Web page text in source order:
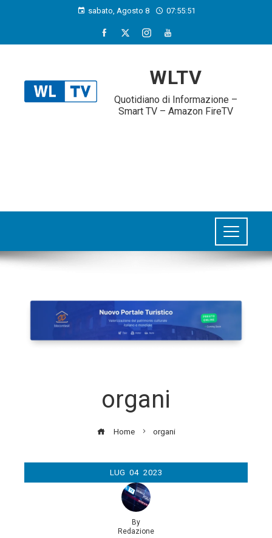
sabato, Agosto 8 07:55:51
WLTV
Quotidiano di Informazione –
Smart TV – Amazon FireTV
organi
Home organi
LUG 04 2023
By
Redazione